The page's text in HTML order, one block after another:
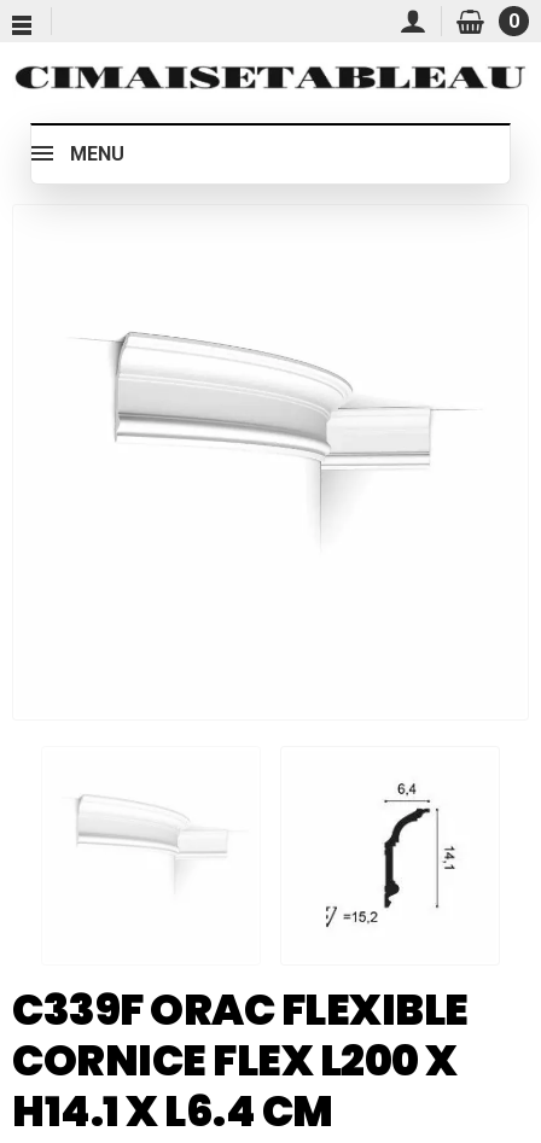
0
MENU
C339F ORAC FLEXIBLE
CORNICE FLEX L200 X
H14.1 X L6.4 CM